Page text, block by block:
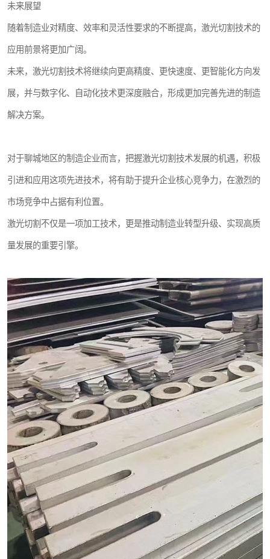
未来展望
随着制造业对精度、效率和灵活性要求的不断提高，激光切割技术的
应用前景将更加广阔。
未来，激光切割技术将继续向更高精度、更快速度、更智能化方向发
展，并与数字化、自动化技术更深度融合，形成更加完善先进的制造
解决方案。
对于聊城地区的制造企业而言，把握激光切割技术发展的机遇，积极
引进和应用这项先进技术，将有助于提升企业核心竞争力，在激烈的
市场竞争中占据有利位置。
激光切割不仅是一项加工技术，更是推动制造业转型升级、实现高质
量发展的重要引擎。